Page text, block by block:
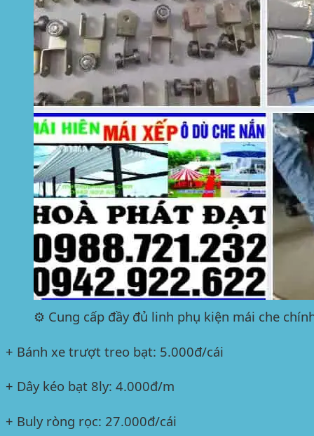
⚙️ Cung cấp đầy đủ linh phụ kiện mái che
+ Bánh xe trượt treo bạt: 5.000đ/cái
+ Dây kéo bạt 8ly: 4.000đ/m
+ Buly ròng rọc: 27.000đ/cái